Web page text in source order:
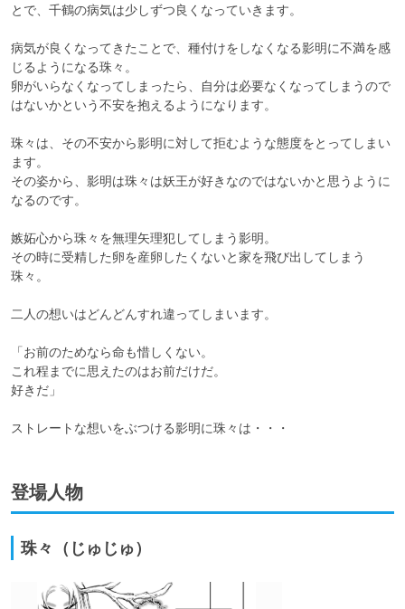
とで、千鶴の病気は少しずつ良くなっていきます。
病気が良くなってきたことで、種付けをしなくなる影明に不満を感
じるようになる珠々。
卵がいらなくなってしまったら、自分は必要なくなってしまうので
はないかという不安を抱えるようになります。
珠々は、その不安から影明に対して拒むような態度をとってしまい
ます。
その姿から、影明は珠々は妖王が好きなのではないかと思うように
なるのです。
嫉妬心から珠々を無理矢理犯してしまう影明。
その時に受精した卵を産卵したくないと家を飛び出してしまう
珠々。
二人の想いはどんどんすれ違ってしまいます。
「お前のためなら命も惜しくない。
これ程までに思えたのはお前だけだ。
好きだ」
ストレートな想いをぶつける影明に珠々は・・・
登場人物
珠々（じゅじゅ）